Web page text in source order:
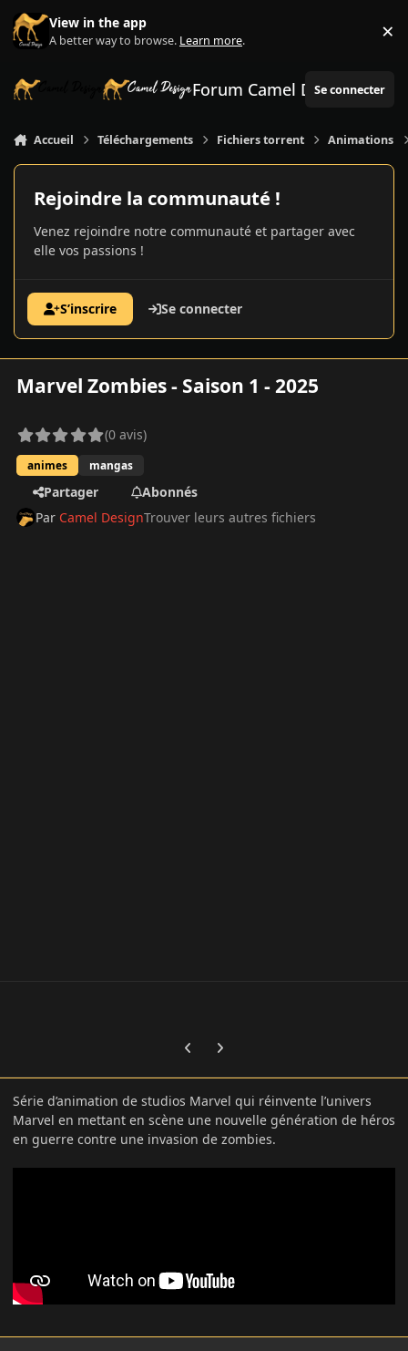
Aller au contenu
View in the app
A better way to browse. Learn more. ×
Forum Camel Design
Se connecter
Accueil Téléchargements Fichiers torrent Animations
Rejoindre la communauté !
Venez rejoindre notre communauté et partager avec
elle vos passions !
S’inscrire Se connecter
Marvel Zombies - Saison 1 - 2025
(0 avis)
animes mangas
Partager
Abonnés
Par Camel DesignTrouver leurs autres fichiers
Previous carousel slide
Next carousel slide
Série d’animation de studios Marvel qui réinvente l’univers
Marvel en mettant en scène une nouvelle génération de héros
en guerre contre une invasion de zombies.